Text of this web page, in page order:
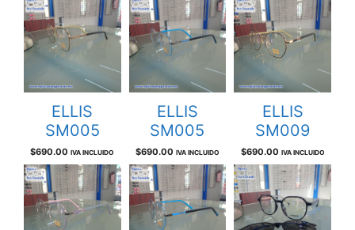
ELLIS
SM005
$690.00 IVA INCLUIDO
ELLIS
SM005
$690.00 IVA INCLUIDO
ELLIS
SM009
$690.00 IVA INCLUIDO